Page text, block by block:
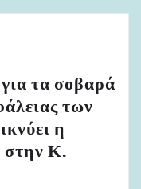
τα σοβαρά
των
η
στην Κ.